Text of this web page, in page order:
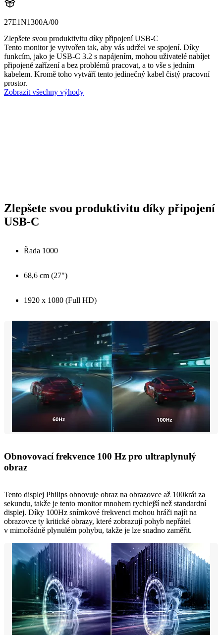
27E1N1300A/00
Zlepšete svou produktivitu díky připojení USB-C
Tento monitor je vytvořen tak, aby vás udržel ve spojení. Díky
funkcím, jako je USB-C 3.2 s napájením, mohou uživatelé nabíjet
připojené zařízení a bez problémů pracovat, a to vše s jedním
kabelem. Kromě toho vytváří tento jedinečný kabel čistý pracovní
prostor.
Zobrazit všechny výhody
Zlepšete svou produktivitu díky připojení
USB-C
Řada 1000
68,6 cm (27")
1920 x 1080 (Full HD)
Obnovovací frekvence 100 Hz pro ultraplynulý
obraz
Tento displej Philips obnovuje obraz na obrazovce až 100krát za
sekundu, takže je tento monitor mnohem rychlejší než standardní
displej. Díky 100Hz snímkové frekvenci mohou hráči najít na
obrazovce ty kritické obrazy, které zobrazují pohyb nepřátel
v mimořádně plynulém pohybu, takže je lze snadno zaměřit.